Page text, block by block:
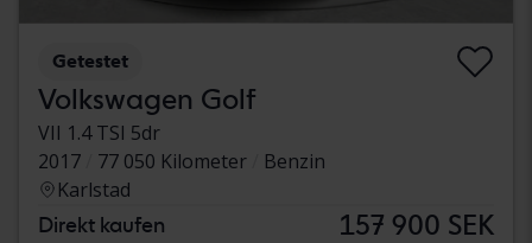
Getestet
Volkswagen Golf
VII 1.4 TSI 5dr
2017
77 050 Kilometer
Benzin
Karlstad
Direkt kaufen 157 900 SEK